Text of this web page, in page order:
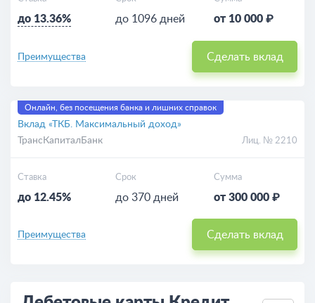
до 13.36% до 1096 дней от 10 000 ₽
Преимущества Сделать вклад
Онлайн, без посещения банка и лишних справок
Вклад «ТКБ. Максимальный доход»
ТрансКапиталБанк
Лиц. № 2210
Ставка
до 12.45%
Срок
до 370 дней
Сумма
от 300 000 ₽
Преимущества Сделать вклад